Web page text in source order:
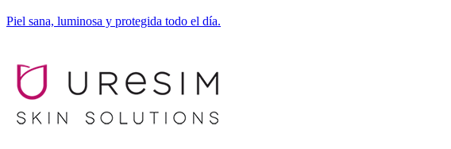
Piel sana, luminosa y protegida todo el día.